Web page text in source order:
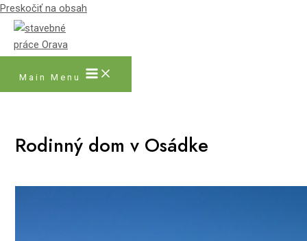
Preskočiť na obsah
Main Menu
Rodinný dom v Osádke